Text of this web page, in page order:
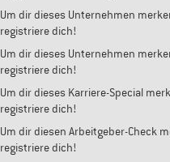
Um dir dieses Unternehmen
registriere dich!
Um dir dieses Unternehmen
registriere dich!
Um dir dieses Karriere-Special
registriere dich!
Um dir diesen Arbeitgeber-Check
registriere dich!